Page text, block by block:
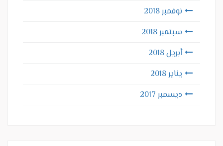
نوفمبر 2018
سبتمبر 2018
أبريل 2018
يناير 2018
ديسمبر 2017